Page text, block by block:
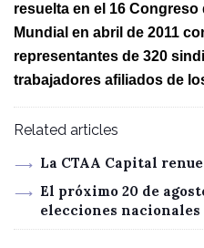
resuelta en el 16 Congreso
Mundial en abril de 2011
representantes de 320
trabajadores afiliados de
Related articles
La CTAA Capital
El próximo 20 de
elecciones nacionales